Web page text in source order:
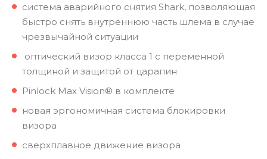
система аварийного снятия Shark, позволяющая
быстро снять внутреннюю часть шлема в случае
чрезвычайной ситуации
оптический визор класса 1 с переменной
толщиной и защитой от царапин
Pinlock Max Vision® в комплекте
новая эргономичная система блокировки
визора
сверхплавное движение визора